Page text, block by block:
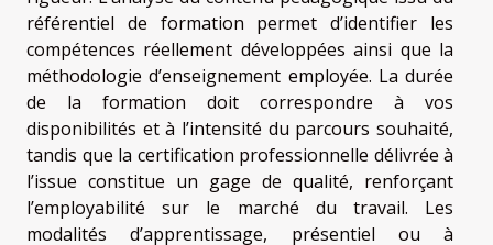
référentiel de formation permet d’identifier les
compétences réellement développées ainsi que la
méthodologie d’enseignement employée. La durée
de la formation doit correspondre à vos
disponibilités et à l’intensité du parcours souhaité,
tandis que la certification professionnelle délivrée à
l’issue constitue un gage de qualité, renforçant
l’employabilité sur le marché du travail. Les
modalités d’apprentissage, présentiel ou à